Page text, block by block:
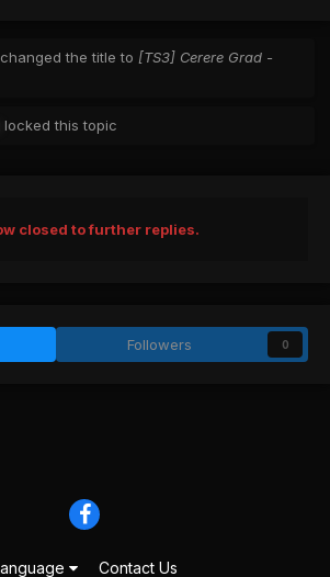
changed the title to [TS3] Cerere Grad -
locked this topic
closed to further replies.
Followers 0
Contact Us